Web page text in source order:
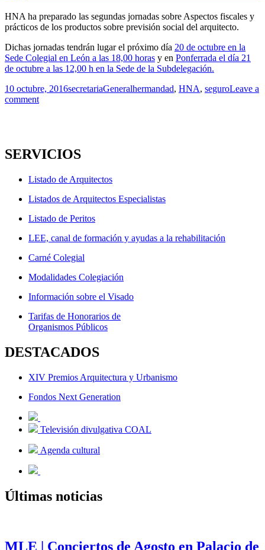
HNA ha preparado las segundas jornadas sobre Aspectos fiscales y
prácticos de los productos sobre previsión social del arquitecto.
Dichas jornadas tendrán lugar el próximo día 20 de octubre en la
Sede Colegial en León a las 18,00 horas y en Ponferrada el día 21
de octubre a las 12,00 h en la Sede de la Subdelegación.
Publicado
el
10 octubre, 2016Autor
secretariaCategorías
GeneralEtiquetas
hermandad, HNA, seguroLeave a
comment
SERVICIOS
Listado de Arquitectos
Listados de Arquitectos Especialistas
Listado de Peritos
LEE, canal de formación y ayudas a la rehabilitación
Carné Colegial
Modalidades Colegiación
Información sobre el Visado
Tarifas de Honorarios de
Organismos Públicos
DESTACADOS
XIV Premios Arquitectura y Urbanismo
Fondos Next Generation
Televisión divulgativa COAL
Agenda cultural
Últimas noticias
MLE | Conciertos de Agosto en Palacio de